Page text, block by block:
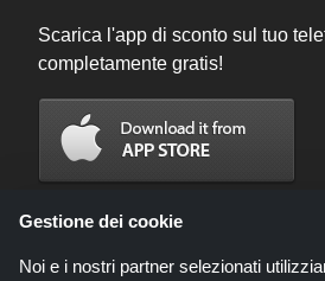
Scarica l'app di sconto sul tuo
completamente gratis!
Gestione dei cookie
Noi e i nostri partner selezionati